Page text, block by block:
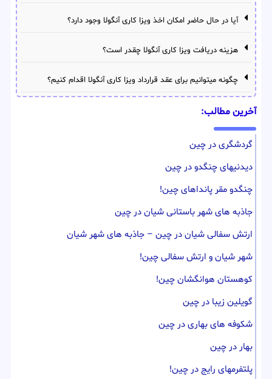
آیا در حال حاضر امکان اخذ ویزا کاری آنگولا وجود دارد؟
هزینه دریافت ویزا کاری آنگولا چقدر است؟
چگونه میتوانیم برای عقد قرارداد ویزا کاری آنگولا اقدام کنیم؟
آخرین مطالب:
گردشگری در چین
دیدنیهای چنگدو در چین
چنگدو مقر پانداهای چین!
جاذبه های شهر باستانی شیان در چین
ارتش سفالی شیان در چین – جاذبه های شهر شیان
شهر شیان و ارتش سفالی چین!
کوهستان هوانگشان چین!
گویلین زیبا در چین
شکوفه های بهاری در چین
بهار در چین
پلتفرمهای رایج در چین!